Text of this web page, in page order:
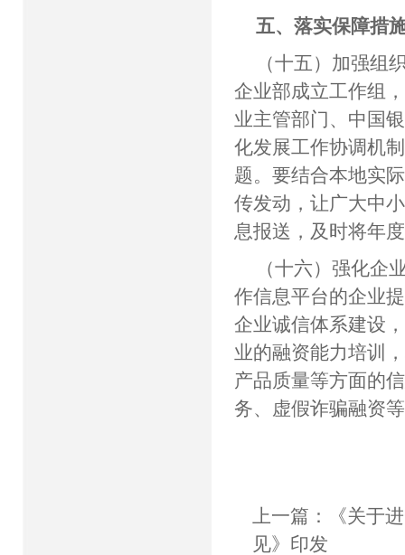
五、落实保障措
（十五）加强组
企业部成立工作组
业主管部门、中国
化发展工作协调机
题。要结合本地实
传发动，让广大中
息报送，及时将年
（十六）强化企
作信息平台的企业
企业诚信体系建设
业的融资能力培训
产品质量等方面的
务、虚假诈骗融资
上一篇：
《关于
见》印发